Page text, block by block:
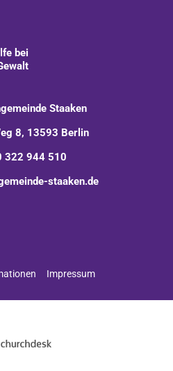
bei
Staaken
8, 13593 Berlin
322 944 510
staaken.de
Impressum